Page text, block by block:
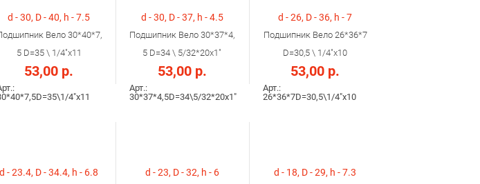
d - 30, D - 40, h - 7.5
Вело 30*40*7,
5 D=35 \ 1/4"x11
53,00 р.
4"x11
d - 30, D - 37, h - 4.5
Подшипник Вело 30*37*4,
5 D=34 \ 5/32*20x1"
53,00 р.
Арт.:
30*37*4,5D=34\5/32*20x1"
d - 26, D - 36, h - 7
Подшипник Вело 26*36*7
D=30,5 \ 1/4"x10
53,00 р.
Арт.:
26*36*7D=30,5\1/4"x10
d - 23.4, D - 34.4, h - 6.8 d - 23, D - 32, h - 6 d - 18, D - 29, h - 7.3